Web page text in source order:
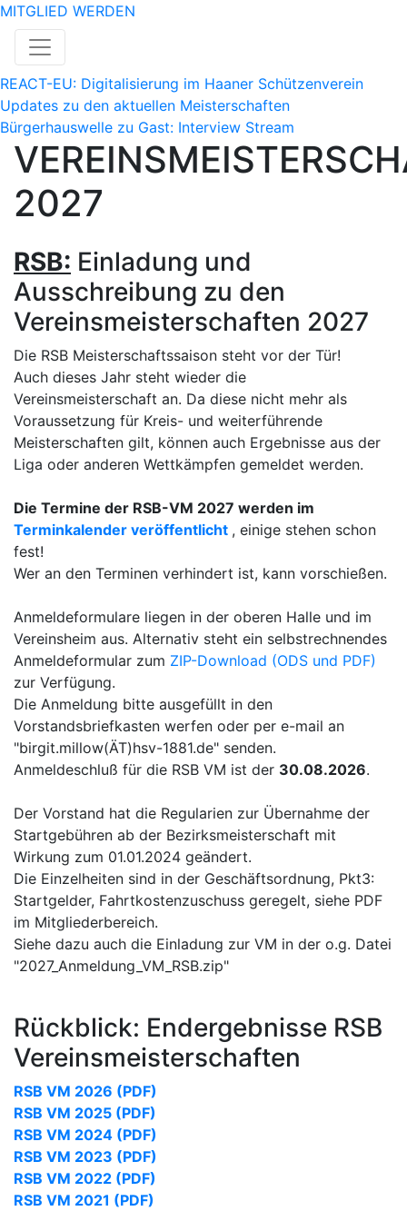
MITGLIED WERDEN
REACT-EU: Digitalisierung im Haaner Schützenverein
Updates zu den aktuellen Meisterschaften
Bürgerhauswelle zu Gast: Interview Stream
2027
RSB: Einladung und
Ausschreibung zu den
Vereinsmeisterschaften 2027
Die RSB Meisterschaftssaison steht vor der Tür!
Auch dieses Jahr steht wieder die
Vereinsmeisterschaft an. Da diese nicht mehr als
Voraussetzung für Kreis- und weiterführende
Meisterschaften gilt, können auch Ergebnisse aus der
Liga oder anderen Wettkämpfen gemeldet werden.
Die Termine der RSB-VM 2027 werden im
Terminkalender veröffentlicht , einige stehen schon
fest!
Wer an den Terminen verhindert ist, kann vorschießen.
Anmeldeformulare liegen in der oberen Halle und im
Vereinsheim aus. Alternativ steht ein selbstrechnendes
Anmeldeformular zum ZIP-Download (ODS und PDF)
zur Verfügung.
Die Anmeldung bitte ausgefüllt in den
Vorstandsbriefkasten werfen oder per e-mail an
"birgit.millow(ÄT)hsv-1881.de" senden.
Anmeldeschluß für die RSB VM ist der 30.08.2026.
Der Vorstand hat die Regularien zur Übernahme der
Startgebühren ab der Bezirksmeisterschaft mit
Wirkung zum 01.01.2024 geändert.
Die Einzelheiten sind in der Geschäftsordnung, Pkt3:
Startgelder, Fahrtkostenzuschuss geregelt, siehe PDF
im Mitgliederbereich.
Siehe dazu auch die Einladung zur VM in der o.g. Datei
"2027_Anmeldung_VM_RSB.zip"
Rückblick: Endergebnisse RSB
Vereinsmeisterschaften
RSB VM 2026 (PDF)
RSB VM 2025 (PDF)
RSB VM 2024 (PDF)
RSB VM 2023 (PDF)
RSB VM 2022 (PDF)
RSB VM 2021 (PDF)